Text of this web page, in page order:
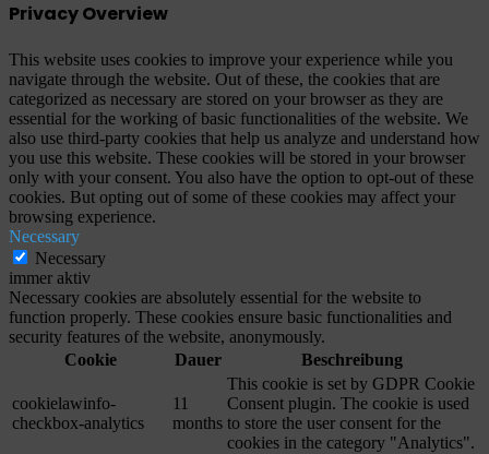
Privacy Overview
This website uses cookies to improve your experience while you
navigate through the website. Out of these, the cookies that are
categorized as necessary are stored on your browser as they are
essential for the working of basic functionalities of the website. We
also use third-party cookies that help us analyze and understand how
you use this website. These cookies will be stored in your browser
only with your consent. You also have the option to opt-out of these
cookies. But opting out of some of these cookies may affect your
browsing experience.
Necessary
Necessary
immer aktiv
Necessary cookies are absolutely essential for the website to
function properly. These cookies ensure basic functionalities and
security features of the website, anonymously.
Cookie
Dauer Beschreibung
cookielawinfo-
checkbox-analytics
11
months
This cookie is set by GDPR Cookie
Consent plugin. The cookie is used
to store the user consent for the
cookies in the category "Analytics".